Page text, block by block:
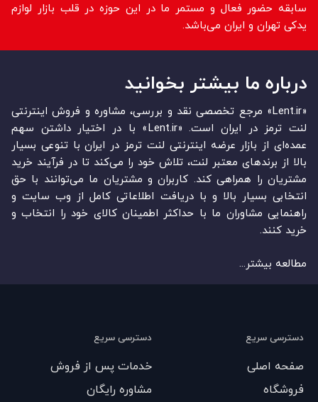
سابقه حضور فعال و مستمر ما در این حوزه در قلب بازار لوازم
یدکی تهران و ایران می‌باشد.
درباره ما بیشتر بخوانید
«Lent.ir» مرجع تخصصی نقد و بررسی، مشاوره و فروش اینترنتی
لنت ترمز در ایران است. «Lent.ir» با در اختیار داشتن سهم
عمده‏‌ای از بازار عرضه اینترنتی لنت ترمز در ایران با تنوعی بسیار
بالا از برندهای معتبر لنت، تلاش خود را می‌‏‏کند تا در فرآیند خرید
مشتریان را همراهی کند. کاربران و مشتریان ما می‏‏‌توانند با حق
انتخابی بسیار بالا و با دریافت اطلاعاتی کامل از وب سایت و
راهنمایی مشاوران ما با حداکثر اطمینان کالای خود را انتخاب و
خرید کنند.
مطالعه بیشتر...
دسترسی سریع
صفحه اصلی
فروشگاه
دسترسی سریع
خدمات پس از فروش
مشاوره رایگان